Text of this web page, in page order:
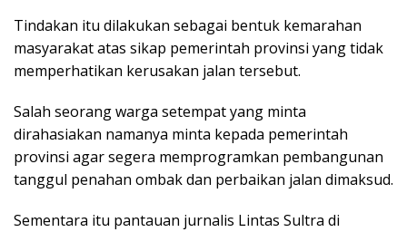
Tindakan itu dilakukan sebagai bentuk kemarahan
masyarakat atas sikap pemerintah provinsi yang tidak
memperhatikan kerusakan jalan tersebut.
Salah seorang warga setempat yang minta
dirahasiakan namanya minta kepada pemerintah
provinsi agar segera memprogramkan pembangunan
tanggul penahan ombak dan perbaikan jalan dimaksud.
Sementara itu pantauan jurnalis Lintas Sultra di